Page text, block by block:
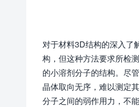
对于材料3D结构的深入了
构，但这种方法要求所检
的小溶剂分子的结构。尽
晶体取向无序，难以测定
分子之间的弱作用力，不